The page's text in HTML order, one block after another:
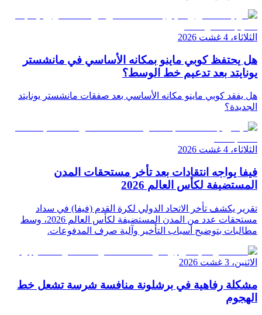
الثلاثاء، 4 غشت 2026
هل يحتفظ كوبي ماينو بمكانه الأساسي في مانشستر
يونايتد بعد تدعيم خط الوسط؟
هل يفقد كوبي ماينو مكانه الأساسي بعد صفقات مانشستر يونايتد
الجديدة؟
الثلاثاء، 4 غشت 2026
فيفا يواجه انتقادات بعد تأخر مستحقات المدن
المستضيفة لكأس العالم 2026
تقرير يكشف تأخر الاتحاد الدولي لكرة القدم (فيفا) في سداد
مستحقات عدد من المدن المستضيفة لكأس العالم 2026، وسط
مطالبات بتوضيح أسباب التأخير وآلية صرف المدفوعات.
الاثنين، 3 غشت 2026
مشكلة رفاهية في برشلونة منافسة شرسة تشعل خط
الهجوم